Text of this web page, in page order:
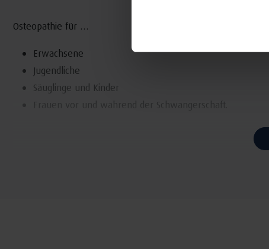
Osteopathie für …
Erwachsene
Jugendliche
Säuglinge und Kinder